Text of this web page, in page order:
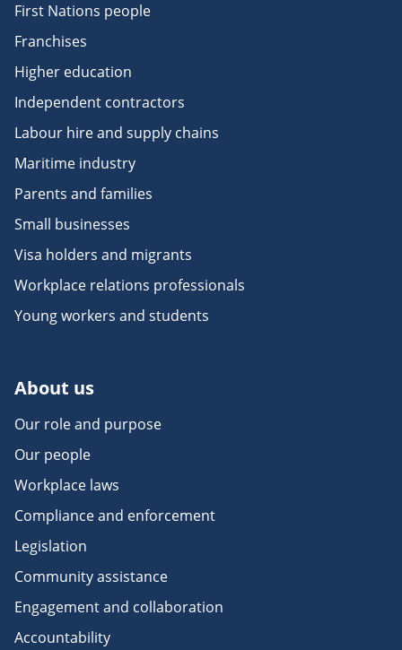
First Nations people
Franchises
Higher education
Independent contractors
Labour hire and supply chains
Maritime industry
Parents and families
Small businesses
Visa holders and migrants
Workplace relations professionals
Young workers and students
About us
Our role and purpose
Our people
Workplace laws
Compliance and enforcement
Legislation
Community assistance
Engagement and collaboration
Accountability